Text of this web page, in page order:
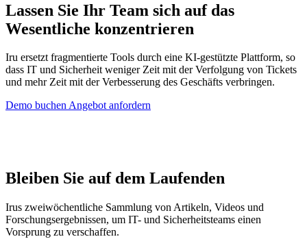
Lassen Sie Ihr Team sich auf das
Wesentliche konzentrieren
Iru ersetzt fragmentierte Tools durch eine KI-gestützte Plattform, so
dass IT und Sicherheit weniger Zeit mit der Verfolgung von Tickets
und mehr Zeit mit der Verbesserung des Geschäfts verbringen.
Demo buchenAngebot anfordern
Bleiben Sie auf dem Laufenden
Irus zweiwöchentliche Sammlung von Artikeln, Videos und
Forschungsergebnissen, um IT- und Sicherheitsteams einen
Vorsprung zu verschaffen.